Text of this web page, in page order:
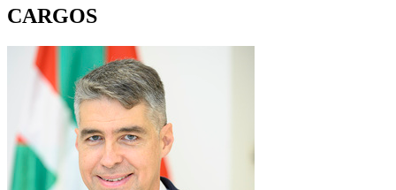
CARGOS